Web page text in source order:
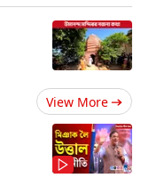
View More